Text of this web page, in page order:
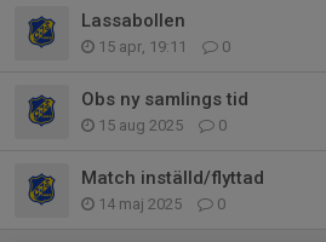
Lassabollen
15 apr, 19:11 0
Obs ny samlings tid
15 aug 2025 0
Match inställd/flyttad
14 maj 2025 0